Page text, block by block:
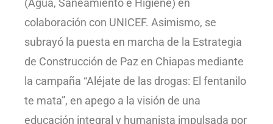
(Agua, Saneamiento e Higiene) en
colaboración con UNICEF. Asimismo, se
subrayó la puesta en marcha de la Estrategia
de Construcción de Paz en Chiapas mediante
la campaña “Aléjate de las drogas: El fentanilo
te mata”, en apego a la visión de una
educación integral y humanista impulsada por